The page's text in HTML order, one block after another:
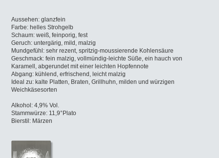
Aussehen: glanzfein
Farbe: helles Strohgelb
Schaum: weiß, feinporig, fest
Geruch: untergärig, mild, malzig
Mundgefühl: sehr rezent, spritzig-moussierende Kohlensäure
Geschmack: fein malzig, vollmündig-leichte Süße, ein hauch von
Karamell, abgerundet mit einer leichten Hopfennote
Abgang: kühlend, erfrischend, leicht malzig
Ideal zu: kalte Platten, Braten, Grillhuhn, milden und würzigen
Weichkäsesorten
Alkohol: 4,9% Vol.
Stammwürze: 11,9°Plato
Bierstil: Märzen